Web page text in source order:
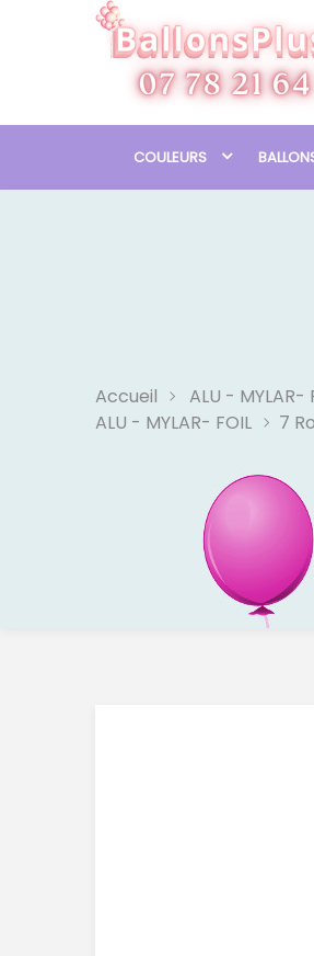
COULEURS
Accueil ALU - MYLAR-
ALU - MYLAR- FOIL
7